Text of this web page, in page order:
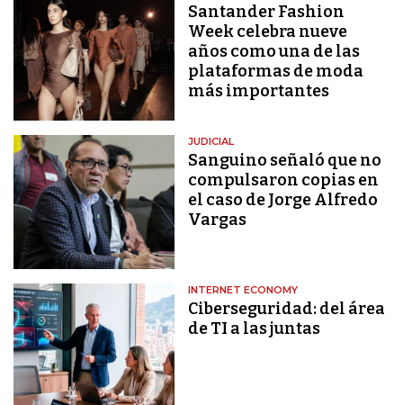
Santander Fashion
Week celebra nueve
años como una de las
plataformas de moda
más importantes
JUDICIAL
Sanguino señaló que no
compulsaron copias en
el caso de Jorge Alfredo
Vargas
INTERNET ECONOMY
Ciberseguridad: del área
de TI a las juntas